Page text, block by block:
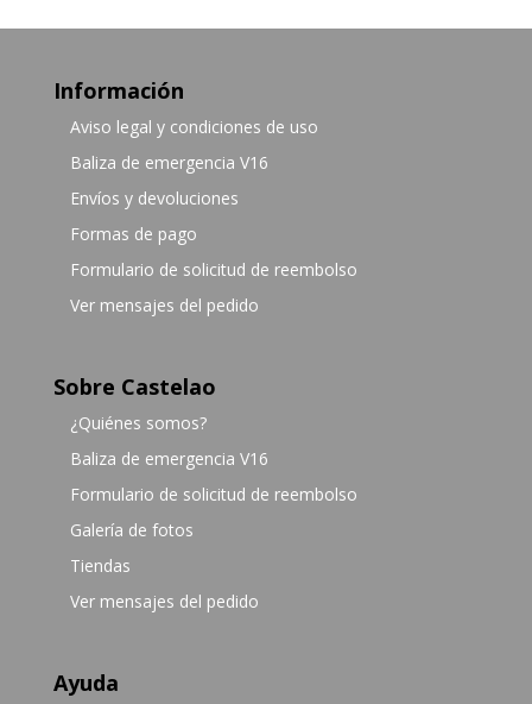
Información
Aviso legal y condiciones de uso
Baliza de emergencia V16
Envíos y devoluciones
Formas de pago
Formulario de solicitud de reembolso
Ver mensajes del pedido
Sobre Castelao
¿Quiénes somos?
Baliza de emergencia V16
Formulario de solicitud de reembolso
Galería de fotos
Tiendas
Ver mensajes del pedido
Ayuda